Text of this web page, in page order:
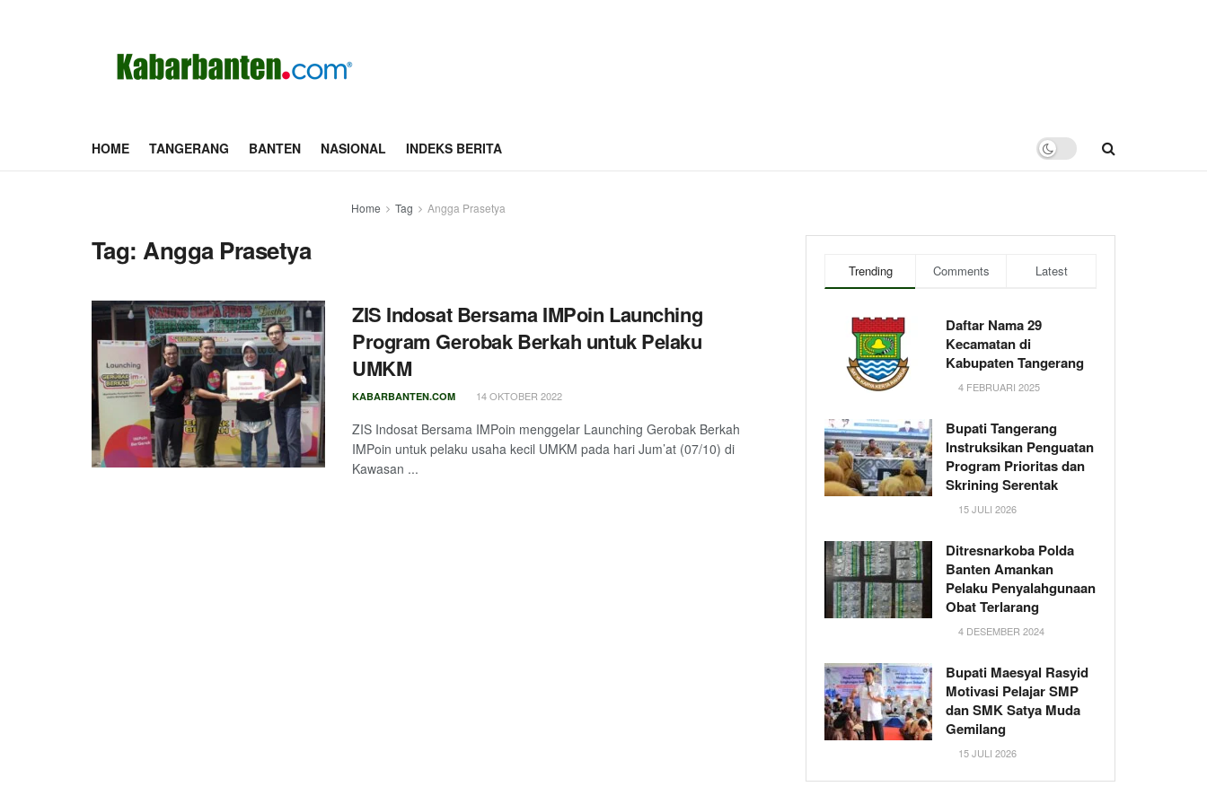
HOME TANGERANG BANTEN NASIONAL INDEKS BERITA
Home Tag Angga Prasetya
Tag:Angga Prasetya
ZIS Indosat Bersama IMPoin Launching
Program Gerobak Berkah untuk Pelaku
UMKM
KABARBANTEN.COM 14 OKTOBER 2022
ZIS Indosat Bersama IMPoin menggelar Launching Gerobak Berkah
IMPoin untuk pelaku usaha kecil UMKM pada hari Jum’at (07/10) di
Kawasan ...
Trending Comments Latest
Daftar Nama 29
Kecamatan di
Kabupaten Tangerang
4 FEBRUARI 2025
Bupati Tangerang
Instruksikan Penguatan
Program Prioritas dan
Skrining Serentak
15 JULI 2026
Ditresnarkoba Polda
Banten Amankan
Pelaku Penyalahgunaan
Obat Terlarang
4 DESEMBER 2024
Bupati Maesyal Rasyid
Motivasi Pelajar SMP
dan SMK Satya Muda
Gemilang
15 JULI 2026